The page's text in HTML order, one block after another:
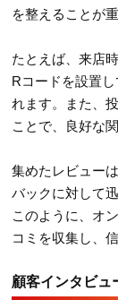
を整えることが
たとえば、来店
Rコードを設置
れます。また、
ことで、良好な
集めたレビュー
バックに対して
このように、オ
コミを収集し、
顧客インタビュ